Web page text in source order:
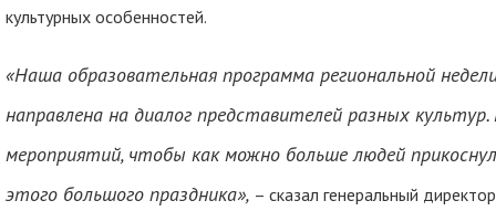
культурных особенностей.
«Наша образовательная программа региональной
направлена на диалог представителей разных
мероприятий, чтобы как можно больше людей
этого большого праздника», – сказал генеральный